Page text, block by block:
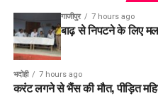
गाजीपुर 7 hours ago
बाढ़ से निपटने के लिए
भदोही 7 hours ago
करंट लगने से भैंस की मौत, पीड़ित